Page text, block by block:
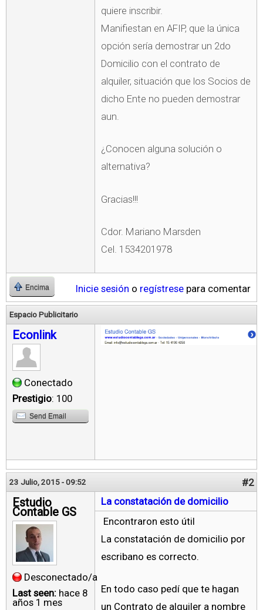
quiere inscribir.
Manifiestan en AFIP, que la única
opción sería demostrar un 2do
Domicilio con el contrato de
alquiler, situación que los Socios de
dicho Ente no pueden demostrar
aun.
¿Conocen alguna solución o
alternativa?
Gracias!!!
Cdor. Mariano Marsden
Cel. 1534201978
Encima Inicie sesión o regístrese para comentar
Espacio Publicitario
Econlink
Conectado
Prestigio: 100
Send Email
23 Julio, 2015 - 09:52 #2
Estudio
Contable GS
Desconectado/a
Last seen: hace 8
años 1 mes
La constatación de domicilio
Encontraron esto útil
La constatación de domicilio por
escribano es correcto.
En todo caso pedí que te hagan
un Contrato de alquiler a nombre